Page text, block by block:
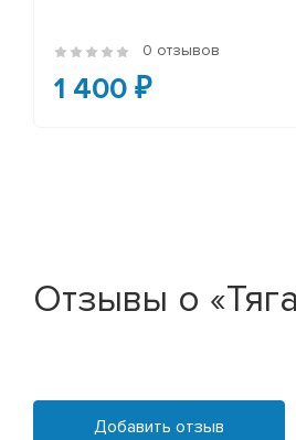
0 отзывов
1 400 ₽
Отзывы о
Добавить отзыв